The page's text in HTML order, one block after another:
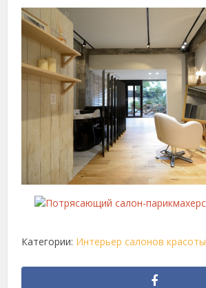
Категории: Интерьер салонов красоты